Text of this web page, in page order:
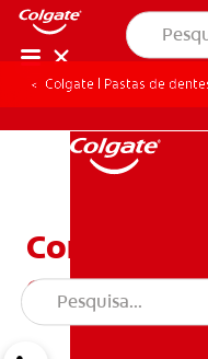
Colgate | Pastas de
Como usar